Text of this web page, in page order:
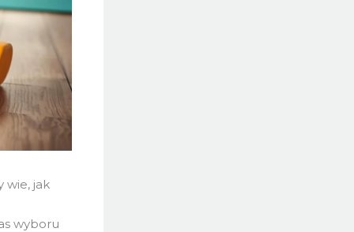
wie, jak
wyboru